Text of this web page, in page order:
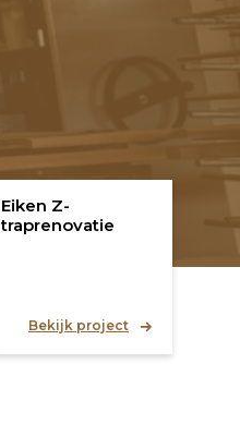
Eiken Z-
traprenovatie
Bekijk project